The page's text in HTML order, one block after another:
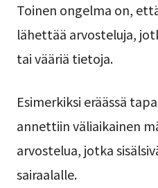
Toinen ongelma on,
lähettää arvosteluja,
tai vääriä tietoja.
Esimerkiksi eräässä
annettiin väliaikainen
arvostelua, jotka
sairaalalle.